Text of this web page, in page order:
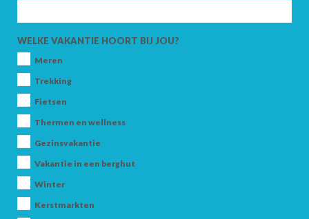
KINDEREN
WELKE VAKANTIE HOORT BIJ JOU?
Meren
Trekking
Fietsen
Thermen en wellness
Gezinsvakantie
Vakantie in een berghut
Winter
Kerstmarkten